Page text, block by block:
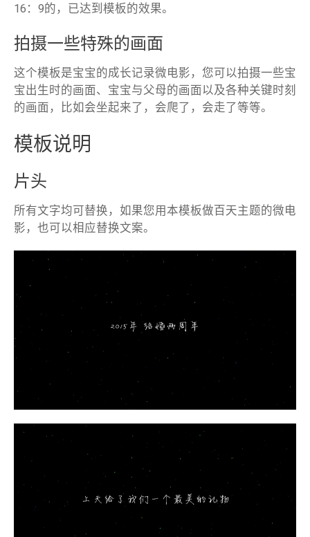
16：9的，已达到模板的效果。
拍摄一些特殊的画面
这个模板是宝宝的成长记录微电影，您可以拍摄一些宝
宝出生时的画面、宝宝与父母的画面以及各种关键时刻
的画面，比如会坐起来了，会爬了，会走了等等。
模板说明
片头
所有文字均可替换，如果您用本模板做百天主题的微电
影，也可以相应替换文案。